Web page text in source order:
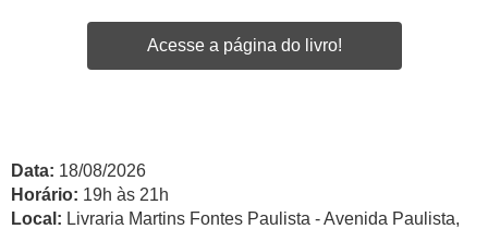
Acesse a página do livro!
Data: 18/08/2026
Horário: 19h às 21h
Local: Livraria Martins Fontes Paulista - Avenida Paulista,